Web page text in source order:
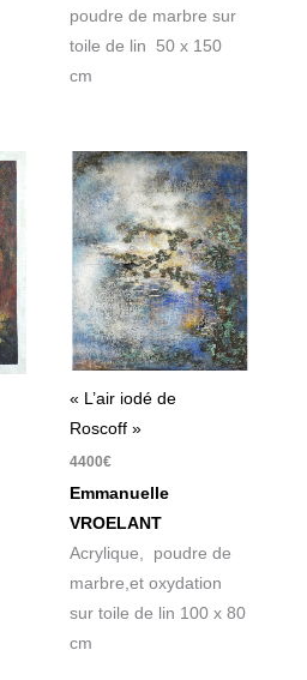
poudre de marbre sur
toile de lin 50 x 150
cm
« L’air iodé de
Roscoff »
4400€
Emmanuelle
VROELANT
Acrylique, poudre de
marbre,et oxydation
sur toile de lin 100 x 80
cm